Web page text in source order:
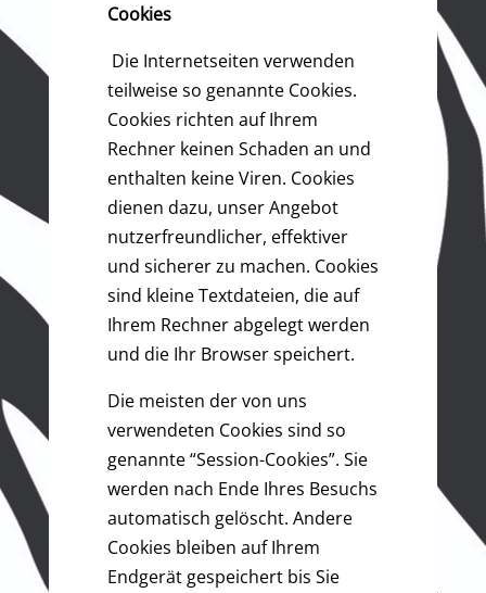
Cookies
Die Internetseiten verwenden
teilweise so genannte Cookies.
Cookies richten auf Ihrem
Rechner keinen Schaden an und
enthalten keine Viren. Cookies
dienen dazu, unser Angebot
nutzerfreundlicher, effektiver
und sicherer zu machen. Cookies
sind kleine Textdateien, die auf
Ihrem Rechner abgelegt werden
und die Ihr Browser speichert.
Die meisten der von uns
verwendeten Cookies sind so
genannte “Session-Cookies”. Sie
werden nach Ende Ihres Besuchs
automatisch gelöscht. Andere
Cookies bleiben auf Ihrem
Endgerät gespeichert bis Sie